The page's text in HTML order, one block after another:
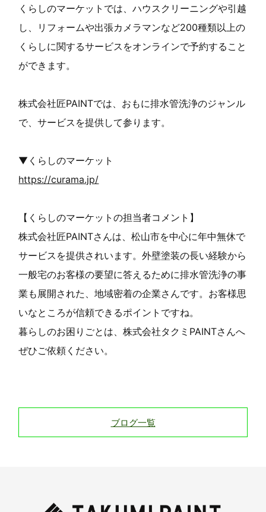
くらしのマーケットでは、ハウスクリーニングや引越
し、リフォームや出張カメラマンなど200種類以上の
くらしに関するサービスをオンラインで予約すること
ができます。
株式会社匠PAINTでは、おもに排水管洗浄のジャンル
で、サービスを提供して参ります。
▼くらしのマーケット
https://curama.jp/
【くらしのマーケットの担当者コメント】
株式会社匠PAINTさんは、松山市を中心に年中無休で
サービスを提供されいます。外壁塗装の長い経験から
一般宅のお客様の要望に答えるために排水管洗浄の事
業も展開された、地域密着の企業さんです。お客様思
いなところが信頼できるポイントですね。
暮らしのお困りごとは、株式会社タクミPAINTさんへ
ぜひご依頼ください。
ブログ一覧